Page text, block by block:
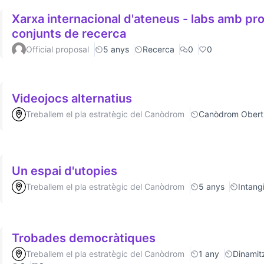
Xarxa internacional d'ateneus - labs amb
conjunts de recerca
Official proposal 5 anys Recerca 0 0
Videojocs alternatius
Treballem el pla estratègic del Canòdrom Canòdrom Obert
Un espai d'utopies
Treballem el pla estratègic del Canòdrom 5 anys
Trobades democràtiques
Treballem el pla estratègic del Canòdrom 1 any